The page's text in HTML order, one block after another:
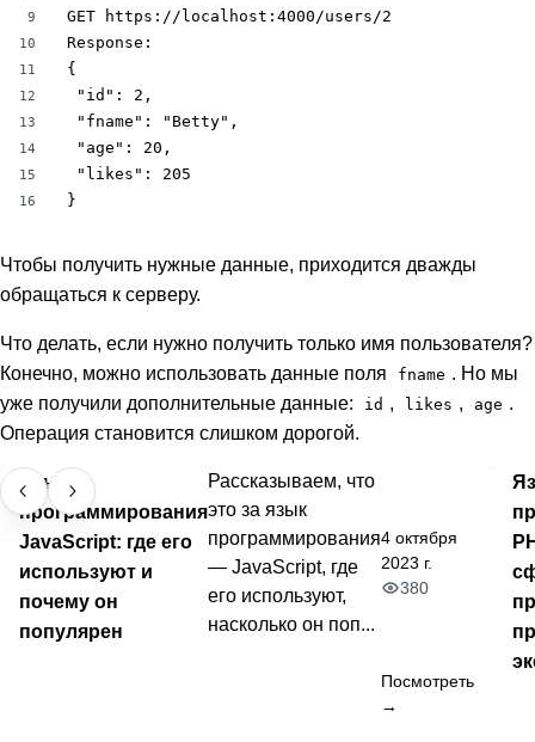
9
10
11
12
13
14
15
16
GET https://localhost:4000/users/2
Response:
{
"id": 2,
"fname": "Betty",
"age": 20,
"likes": 205
}
Чтобы получить нужные данные, приходится дважды
обращаться к серверу.
Что делать, если нужно получить только имя пользователя?
Конечно, можно использовать данные поля
fname . Но мы
уже получили дополнительные данные:
id , likes , age .
Операция становится слишком дорогой.
Язык
программирования
JavaScript: где его
используют и
почему он
популярен
Рассказываем, что
это за язык
программирования
— JavaScript, где
его используют,
насколько он поп...
4 октября
2023 г.
380
Посмотреть
→